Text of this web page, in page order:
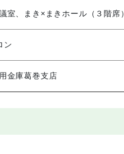
、まき×まきホール（３階席）
ン
金庫葛巻支店